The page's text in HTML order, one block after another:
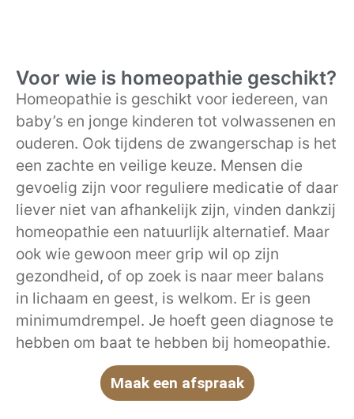
Voor wie is homeopathie geschikt?
Homeopathie is geschikt voor iedereen, van
baby’s en jonge kinderen tot volwassenen en
ouderen. Ook tijdens de zwangerschap is het
een zachte en veilige keuze. Mensen die
gevoelig zijn voor reguliere medicatie of daar
liever niet van afhankelijk zijn, vinden dankzij
homeopathie een natuurlijk alternatief. Maar
ook wie gewoon meer grip wil op zijn
gezondheid, of op zoek is naar meer balans
in lichaam en geest, is welkom. Er is geen
minimumdrempel. Je hoeft geen diagnose te
hebben om baat te hebben bij homeopathie.
Maak een afspraak